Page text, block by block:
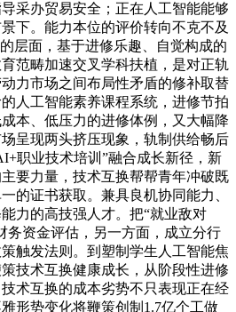
采办贸易安全；正在人工智能能够
下。能力本位的评价转向不克不及
层面，基于进修乐趣、自觉构成的
范畴加速交叉学科扶植，是对正轨
力市场之间布局性矛盾的修补取替
人工智能素养课程系统，进修节拍
本、低压力的进修体例，又大幅降
呈现两头挤压现象，轨制供给畅后
职业技术培训”融合成长新径，新
要力量，技术互换帮帮青年冲破既
的证书获取。兼具良机协同能力、
力的高技强人才。把“就业敌对
务资金评估，另一方面，成立分行
触发法则。到塑制学生人工智能焦
技术互换健康成长，从阶段性进修
术互换的成本劣势不只表现正在经
形势变化将鞭策创制1.7亿个工做